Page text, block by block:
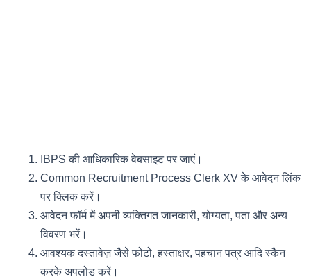
IBPS की आधिकारिक वेबसाइट पर जाएं।
Common Recruitment Process Clerk XV के आवेदन लिंक
पर क्लिक करें।
आवेदन फॉर्म में अपनी व्यक्तिगत जानकारी, योग्यता, पता और अन्य
विवरण भरें।
आवश्यक दस्तावेज़ जैसे फोटो, हस्ताक्षर, पहचान पत्र आदि स्कैन
करके अपलोड करें।